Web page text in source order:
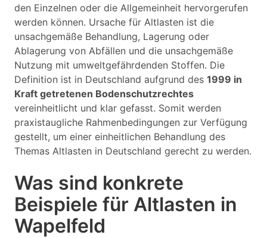
den Einzelnen oder die Allgemeinheit hervorgerufen
werden können. Ursache für Altlasten ist die
unsachgemäße Behandlung, Lagerung oder
Ablagerung von Abfällen und die unsachgemäße
Nutzung mit umweltgefährdenden Stoffen. Die
Definition ist in Deutschland aufgrund des 1999 in
Kraft getretenen Bodenschutzrechtes
vereinheitlicht und klar gefasst. Somit werden
praxistaugliche Rahmenbedingungen zur Verfügung
gestellt, um einer einheitlichen Behandlung des
Themas Altlasten in Deutschland gerecht zu werden.
Was sind konkrete
Beispiele für Altlasten in
Wapelfeld